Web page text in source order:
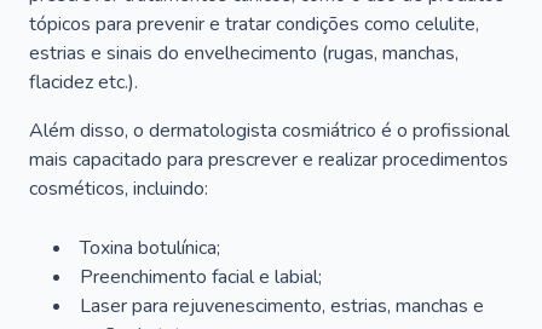
tópicos para prevenir e tratar condições como celulite,
estrias e sinais do envelhecimento (rugas, manchas,
flacidez etc.).
Além disso, o dermatologista cosmiátrico é o profissional
mais capacitado para prescrever e realizar procedimentos
cosméticos, incluindo:
Toxina botulínica;
Preenchimento facial e labial;
Laser para rejuvenescimento, estrias, manchas e